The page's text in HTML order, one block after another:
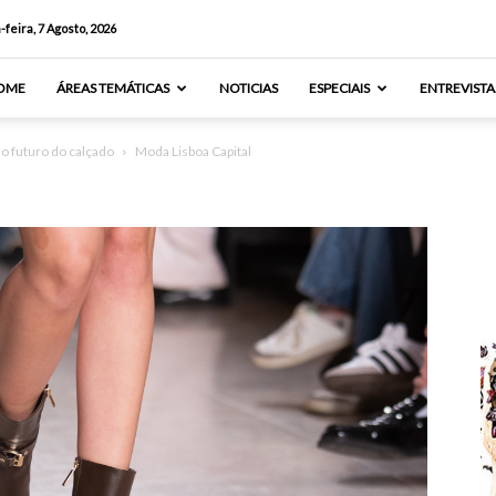
feira, 7 Agosto, 2026
ÁREAS TEMÁTICAS NOTICIAS ESPECIAIS
futuro do calçado Moda Lisboa Capital